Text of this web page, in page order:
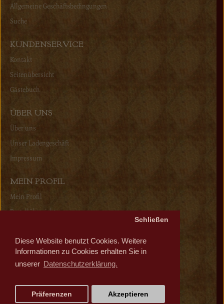
Diese Website benutzt Cookies. Weitere
Informationen zu Cookies erhalten Sie in
unserer Datenschutzerklärung.
Schließen
Präferenzen Akzeptieren
Allgemeine Geschäftsbedingungen
Suche
KUNDENSERVICE
Kontakt
Seitenübersicht
Gästebuch
ÜBER UNS
Über uns
Unser Ladengeschäft
Impressum
MEIN PROFIL
Mein Profil
Bestellübersicht
Newsletter